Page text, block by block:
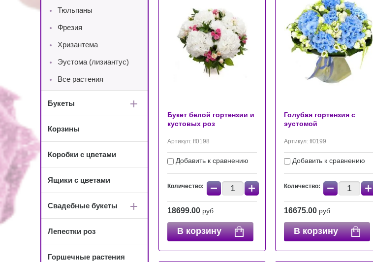
Букет белой гортензии и
кустовых роз
Артикул: ff0198
Добавить к сравнению
Количество: − +
18699.00 руб.
В корзину
Голубая гортензия с
эустомой
Артикул: ff0199
Добавить к сравнению
Количество: − +
16675.00 руб.
В корзину
Тюльпаны
Фрезия
Хризантема
Эустома (лизиантус)
Все растения
Букеты
Корзины
Коробки с цветами
Ящики с цветами
Свадебные букеты
Лепестки роз
Горшечные растения